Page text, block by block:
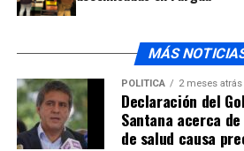
es un ejemplo de trabajo colectivo y
MÁS
POLÍTICA 2 meses atrás
Declaración del
Santana acerca
de salud causa